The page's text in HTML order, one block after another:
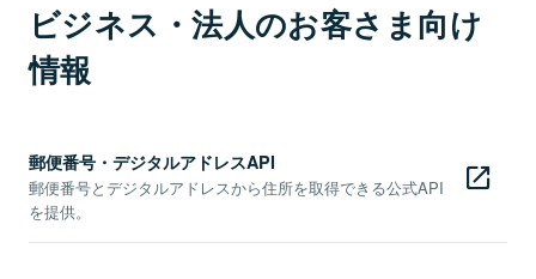
ビジネス・法人のお客さま向け
情報
郵便番号・デジタルアドレスAPI
郵便番号とデジタルアドレスから住所を取得できる公式API
を提供。